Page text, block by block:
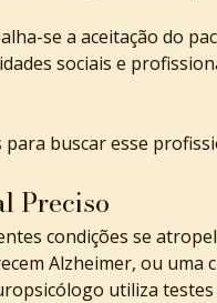
se a aceitação do
sociais e
buscar esse
Preciso
condições se
Alzheimer, ou
utiliza